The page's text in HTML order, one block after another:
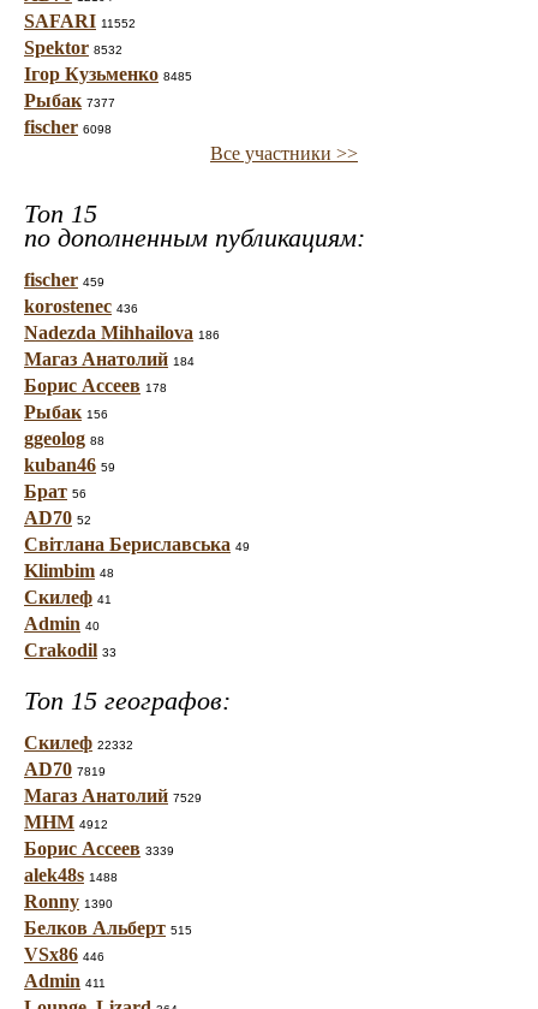
SAFARI 11552
Spektor 8532
Ігор Кузьменко 8485
Рыбак 7377
fischer 6098
Все участники >>
Топ 15
по дополненным публикациям:
fischer 459
korostenec 436
Nadezda Mihhailova 186
Магаз Анатолий 184
Борис Ассеев 178
Рыбак 156
ggeolog 88
kuban46 59
Брат 56
AD70 52
Світлана Бериславська 49
Klimbim 48
Скилеф 41
Admin 40
Crakodil 33
Топ 15 географов:
Скилеф 22332
AD70 7819
Магаз Анатолий 7529
МНМ 4912
Борис Ассеев 3339
alek48s 1488
Ronny 1390
Белков Альберт 515
VSx86 446
Admin 411